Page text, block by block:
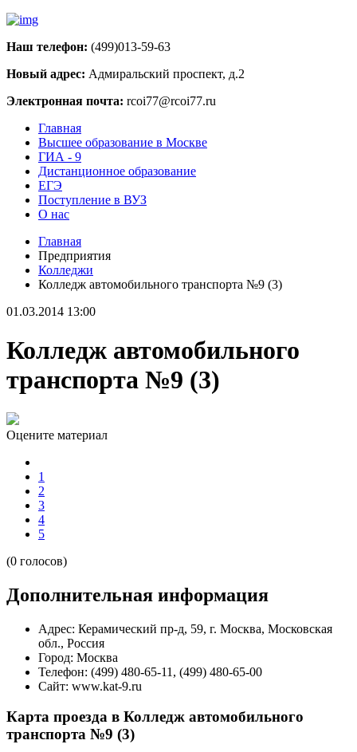
Наш телефон: (499)013-59-63
Новый адрес: Адмиральский проспект, д.2
Электронная почта: rcoi77@rcoi77.ru
Главная
Высшее образование в Москве
ГИА - 9
Дистанционное образование
ЕГЭ
Поступление в ВУЗ
О нас
Главная
Предприятия
Колледжи
Колледж автомобильного транспорта №9 (3)
01.03.2014 13:00
Колледж автомобильного
транспорта №9 (3)
Оцените материал
1
2
3
4
5
(0 голосов)
Дополнительная информация
Адрес: Керамический пр-д, 59, г. Москва, Московская
обл., Россия
Город: Москва
Телефон: (499) 480-65-11, (499) 480-65-00
Сайт: www.kat-9.ru
Карта проезда в Колледж автомобильного
транспорта №9 (3)